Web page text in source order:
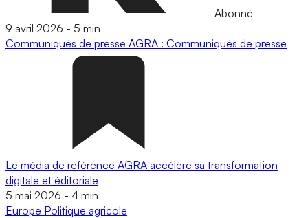
Abonné
9 avril 2026 - 5 min
Communiqués de presse AGRA : Communiqués de presse
Le média de référence AGRA accélère sa transformation
digitale et éditoriale
5 mai 2026 - 4 min
Europe Politique agricole